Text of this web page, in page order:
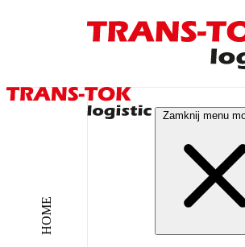
Zamknij menu
HOME